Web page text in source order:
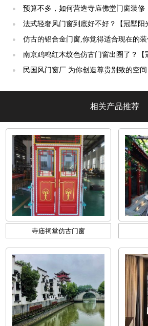
吗？【冠墅阳光】
●
预算不多，如何营造寺庙佛堂门窗装修
阳光】
● 法式轻奢风门窗到底好不好？【冠墅阳
●
仿古的铝合金门窗,你觉得适合现在的装
【冠墅阳光】
●
南京鸡鸣红木纹色仿古门窗出圈了？【
光】
●
民国风门窗厂 为你创造尊贵别致的空间【冠
相关产品推荐
寺庙祠堂仿古门窗